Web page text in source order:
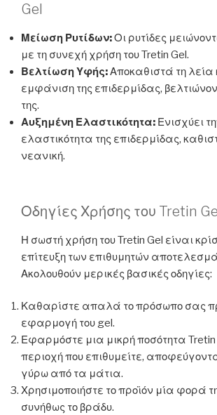
Gel
Μείωση Ρυτίδων:Οι ρυτίδες
με τη συνεχή χρήση του Tretin Gel.
Βελτίωση Υφής:Αποκαθιστά τη λεία
εμφάνιση της επιδερμίδας,
της.
Αυξημένη Ελαστικότητα: Ενισχύει
ελαστικότητα της επιδερμίδας,
νεανική.
Οδηγίες Χρήσης του Tretin
Η σωστή χρήση του Tretin Gel είναι
επίτευξη των επιθυμητών
Ακολουθούν μερικές βασικές οδηγίες:
Καθαρίστε απαλά το πρόσωπο σας
εφαρμογή του gel.
Εφαρμόστε μια μικρή ποσότητα Tretin
περιοχή που επιθυμείτε,
γύρω από τα μάτια.
Χρησιμοποιήστε το προϊόν μία φορά
συνήθως το βράδυ.